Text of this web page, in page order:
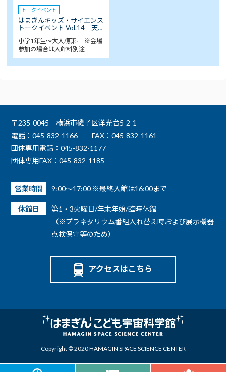
トークイベント
はまぎんキッズ・サイエンス
トークイベント Vol.14「天…
小学1年生～大人/無料 ※会場
参加の場合は入館料別途
〒235-0045 横浜市磯子区洋光台5-2-1
電話：045-832-1166
FAX：045-832-1161
団体専用電話：045-832-1177
団体専用FAX：045-832-1185
営業時間 9:00～17:00 ※最終入館は16:00まで
休館日
第1・3火曜日/年末年始/臨時休館
（※プラネタリウム番組入れ替え時および展示機器
点検保守等のため）
アクセスはこちら
Copyright © 2020 HAMAGIN SPACE SCIENCE CENTER